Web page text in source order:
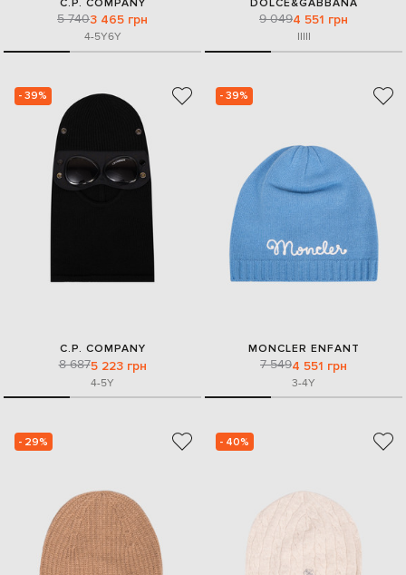
C.P. COMPANY
5 7403 465 грн
4-5Y6Y
DOLCE&GABBANA
9 0494 551 грн
IIIII
- 39%
C.P. COMPANY
8 6875 223 грн
4-5Y
- 39%
MONCLER ENFANT
7 5494 551 грн
3-4Y
- 29% - 40%